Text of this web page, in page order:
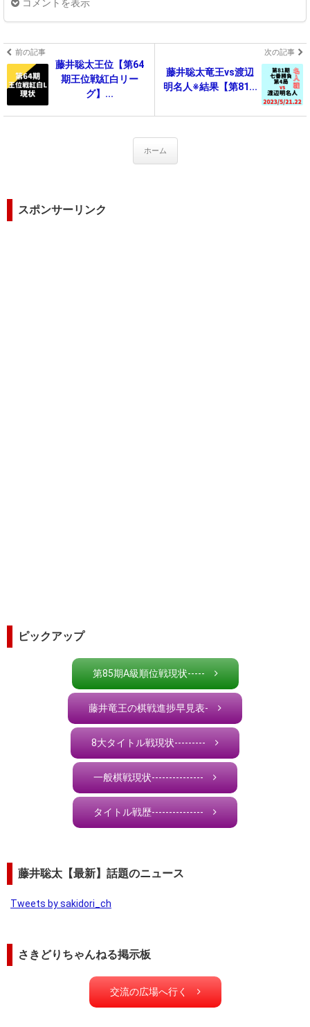
コメントを表示
前の記事
藤井聡太王位【第64
期王位戦紅白リー
グ】...
次の記事
藤井聡太竜王vs渡辺
明名人※結果【第81...
ホーム
スポンサーリンク
ピックアップ
第85期A級順位戦現状-----
藤井竜王の棋戦進捗早見表-
8大タイトル戦現状---------
一般棋戦現状---------------
タイトル戦歴---------------
藤井聡太【最新】話題のニュース
Tweets by sakidori_ch
さきどりちゃんねる掲示板
交流の広場へ行く